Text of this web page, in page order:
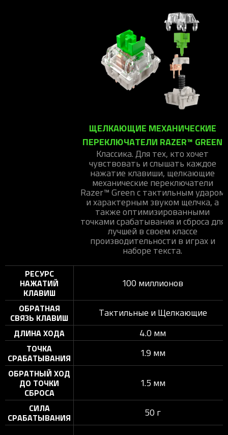
ЩЕЛКАЮЩИЕ МЕХАНИЧЕСКИЕ
ПЕРЕКЛЮЧАТЕЛИ RAZER™ GREEN
Классика. Для тех, кто хочет
чувствовать и слышать каждое
нажатие клавиши, щелкающие
механические переключатели
Razer™ Green с тактильным ударом
и характерным звуком щелчка, а
также оптимизированными
точками срабатывания и сброса для
лучшей в своем классе
производительности в играх и
наборе текста.
РЕСУРС
НАЖАТИЙ
КЛАВИШ
100 миллионов
ОБРАТНАЯ
СВЯЗЬ КЛАВИШ
Тактильные и Щелкающие
ДЛИНА ХОДА 4.0 мм
ТОЧКА
СРАБАТЫВАНИЯ
1.9 мм
ОБРАТНЫЙ ХОД
ДО ТОЧКИ
СБРОСА
1.5 мм
СИЛА
СРАБАТЫВАНИЯ
50 г